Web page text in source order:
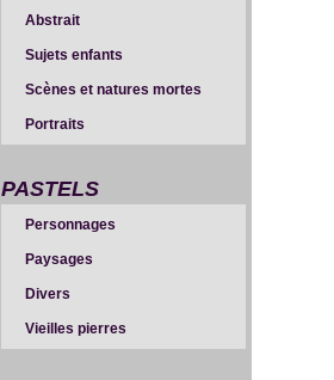
Abstrait
Sujets enfants
Scènes et natures mortes
Portraits
PASTELS
Personnages
Paysages
Divers
Vieilles pierres